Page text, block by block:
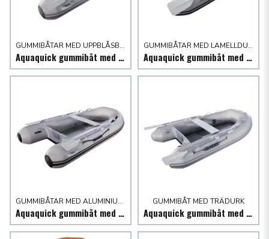
GUMMIBÅTAR MED UPPBLÅSBAR DURK
Aquaquick gummibåt med uppblåsbar durk.
GUMMIBÅTAR MED LAMELLDURK
Aquaquick gummibåt med lamelldurk.
GUMMIBÅTAR MED ALUMINIUMDURK
Aquaquick gummibåt med aluminiumdurk
GUMMIBÅT MED TRÄDURK
Aquaquick gummibåt med trädurk 230 cm